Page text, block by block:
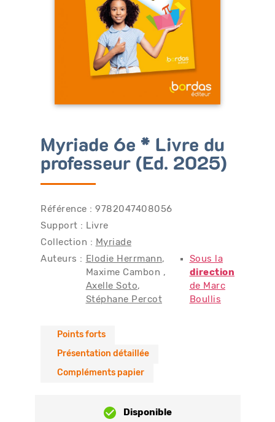
Bénéficiez de tarifs préférentiels
Téléchargez des ressources gratuites
Recevez des informations sur nos nouveautés
Myriade 6e * Livre du
professeur (Ed. 2025)
Référence : 9782047408056
Support : Livre
Collection : Myriade
Auteurs : Elodie Herrmann
Maxime Cambon
Axelle Soto
Stéphane Percot
Sous la
direction
de Marc
Boullis
Points forts
Présentation détaillée
Compléments papier
Disponible